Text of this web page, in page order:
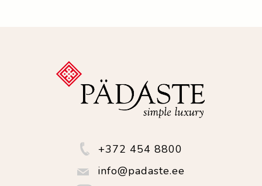
+372 454 8800
info@padaste.ee